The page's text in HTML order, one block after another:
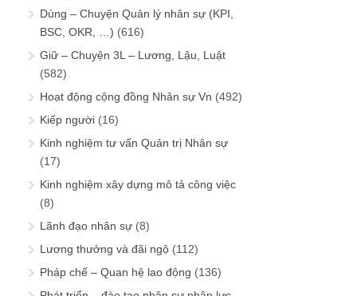
Dùng – Chuyện Quản lý nhân sự (KPI,
BSC, OKR, …) (616)
Giữ – Chuyện 3L – Lương, Lậu, Luật
(582)
Hoạt động cộng đồng Nhân sự Vn (492)
Kiếp người (16)
Kinh nghiệm tư vấn Quản trị Nhân sự
(17)
Kinh nghiệm xây dựng mô tả công việc
(8)
Lãnh đạo nhân sự (8)
Lương thưởng và đãi ngộ (112)
Pháp chế – Quan hệ lao động (136)